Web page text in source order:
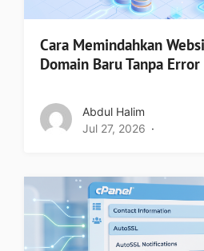
Cara Memindahkan
Domain Baru Tanpa Error
Abdul Halim
Jul 27, 2026